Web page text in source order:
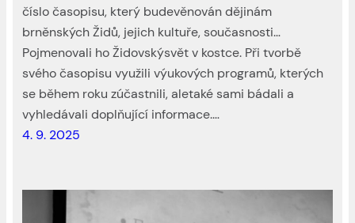
číslo časopisu, který budevěnován dějinám
brněnských Židů, jejich kultuře, současnosti…
Pojmenovali ho Židovskýsvět v kostce. Při tvorbě
svého časopisu využili výukových programů, kterých
se během roku zúčastnili, aletaké sami bádali a
vyhledávali doplňující informace.…
4. 9. 2025